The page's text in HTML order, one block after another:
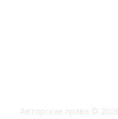
Авторские права ©